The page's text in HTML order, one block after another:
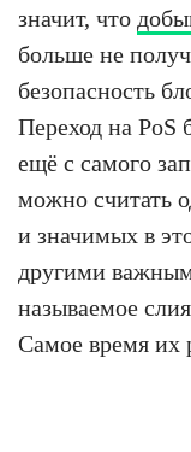
значит, что
больше не
безопасность
Переход на PoS
ещё с самого
можно считать
и значимых в
другими
называемое
Самое время их